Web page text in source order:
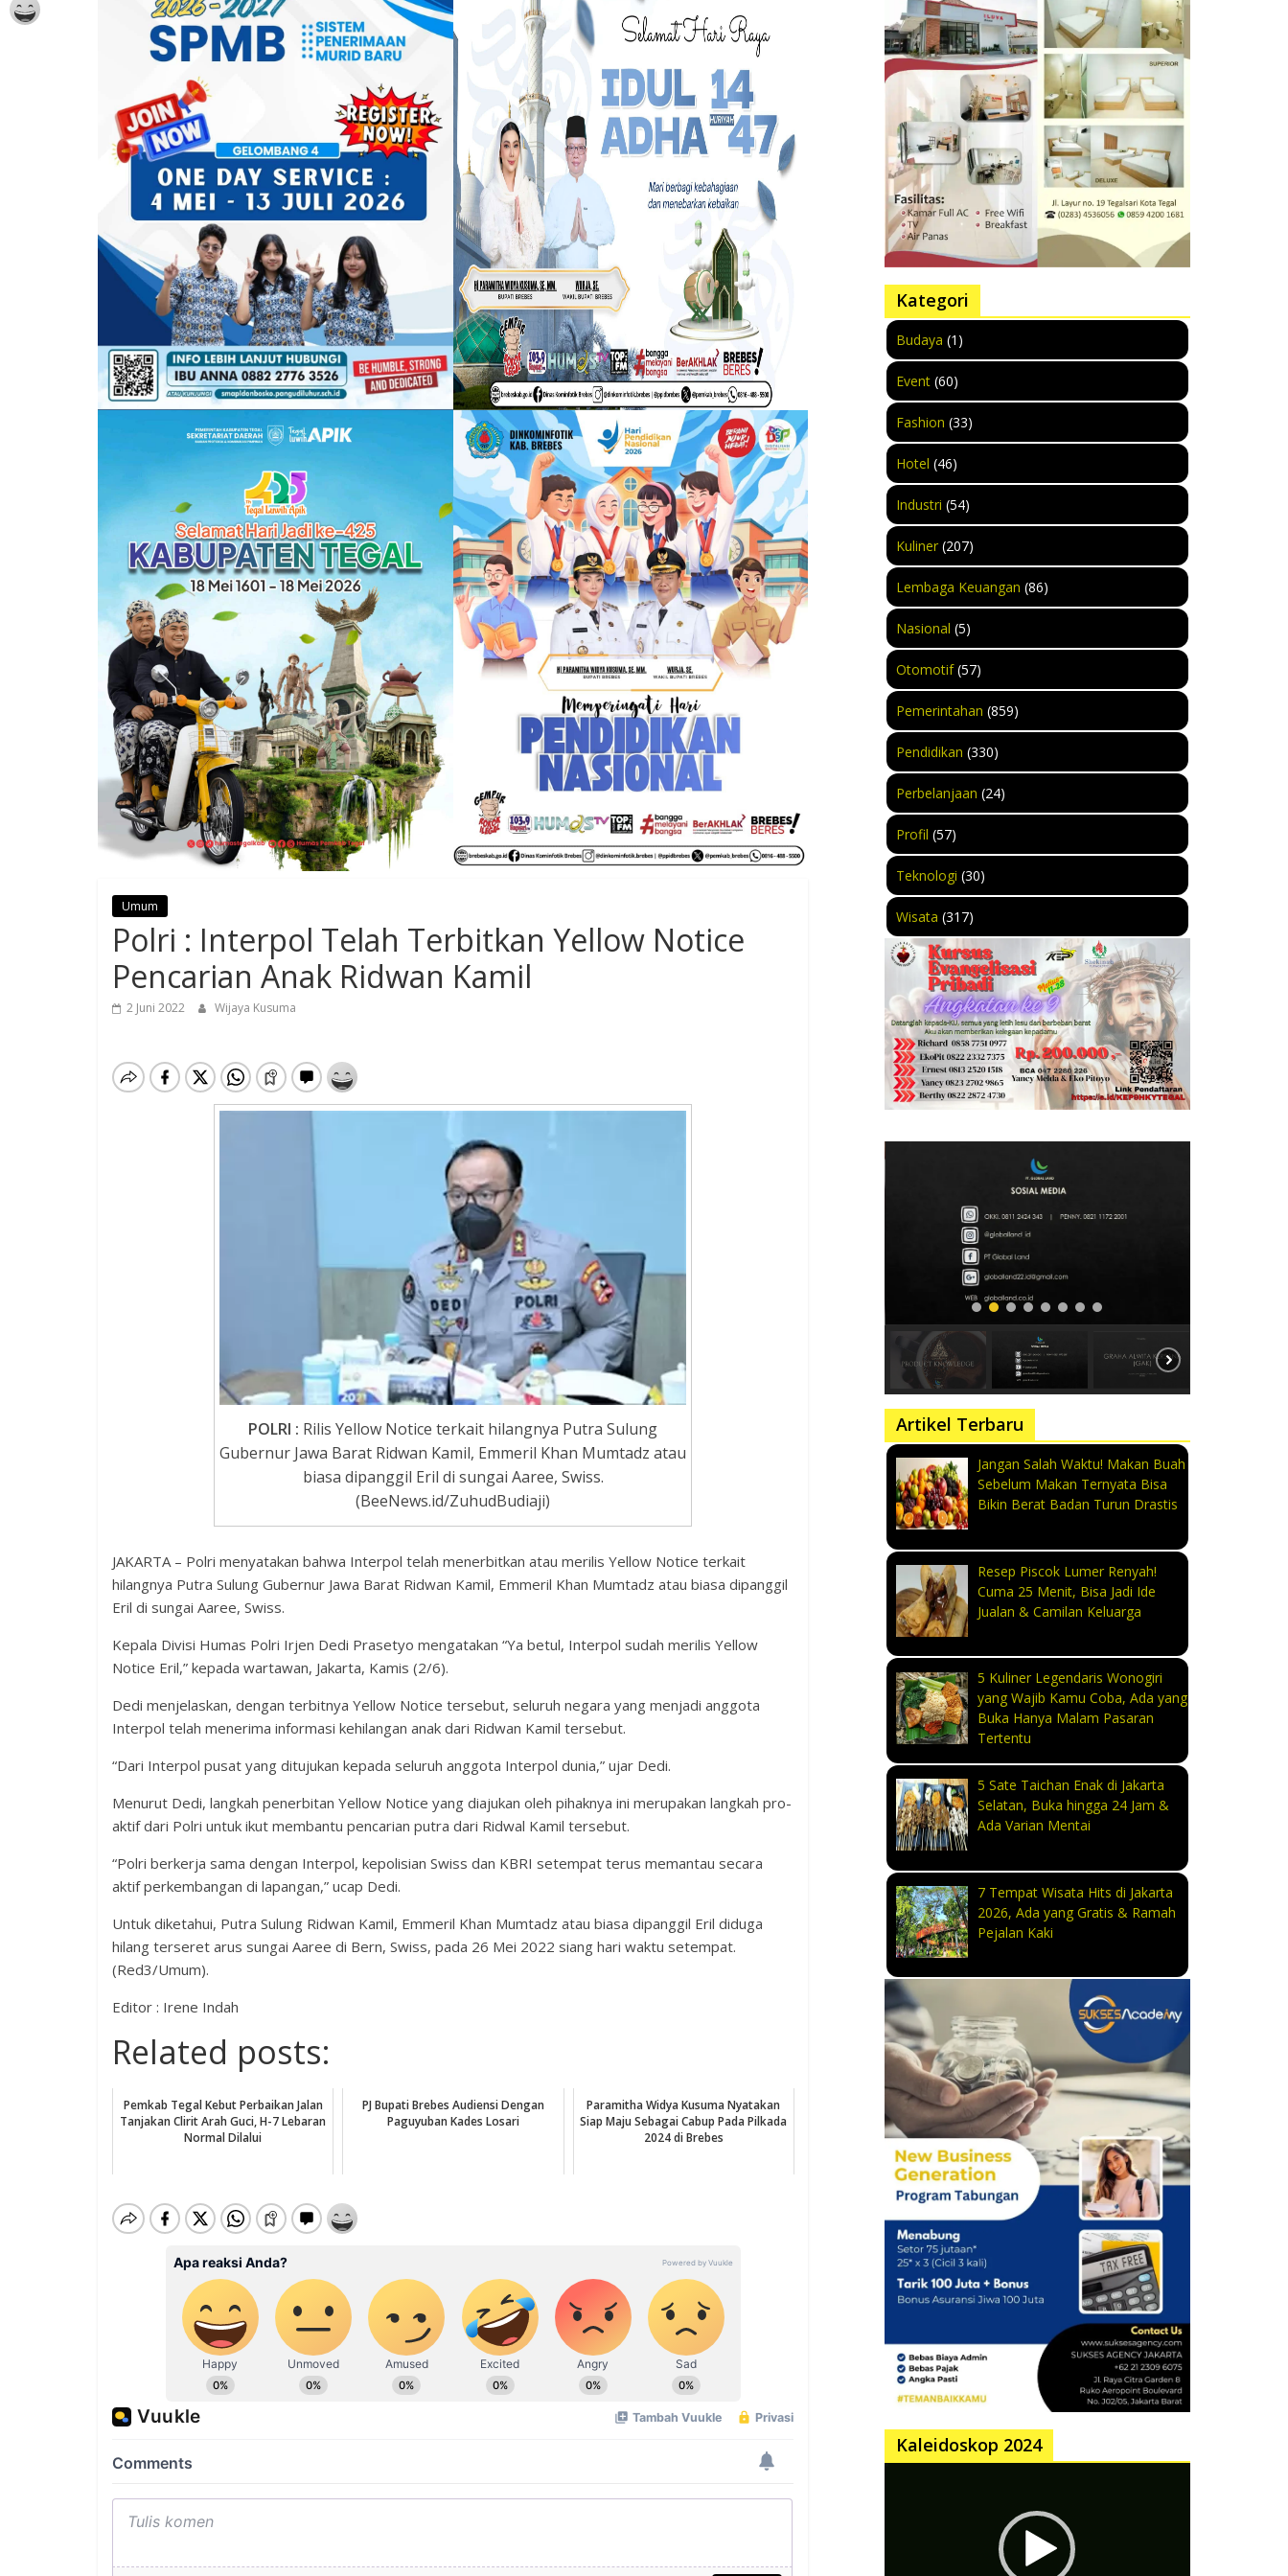
Umum
Polri : Interpol Telah Terbitkan Yellow Notice
Pencarian Anak Ridwan Kamil
2 Juni 2022 Wijaya Kusuma
POLRI : Rilis Yellow Notice terkait hilangnya Putra Sulung
Gubernur Jawa Barat Ridwan Kamil, Emmeril Khan Mumtadz atau
biasa dipanggil Eril di sungai Aaree, Swiss.
(BeeNews.id/ZuhudBudiaji)
JAKARTA – Polri menyatakan bahwa Interpol telah menerbitkan atau merilis Yellow Notice terkait
hilangnya Putra Sulung Gubernur Jawa Barat Ridwan Kamil, Emmeril Khan Mumtadz atau biasa dipanggil
Eril di sungai Aaree, Swiss.
Kepala Divisi Humas Polri Irjen Dedi Prasetyo mengatakan “Ya betul, Interpol sudah merilis Yellow
Notice Eril,” kepada wartawan, Jakarta, Kamis (2/6).
Dedi menjelaskan, dengan terbitnya Yellow Notice tersebut, seluruh negara yang menjadi anggota
Interpol telah menerima informasi kehilangan anak dari Ridwan Kamil tersebut.
“Dari Interpol pusat yang ditujukan kepada seluruh anggota Interpol dunia,” ujar Dedi.
Menurut Dedi, langkah penerbitan Yellow Notice yang diajukan oleh pihaknya ini merupakan langkah pro-
aktif dari Polri untuk ikut membantu pencarian putra dari Ridwal Kamil tersebut.
“Polri berkerja sama dengan Interpol, kepolisian Swiss dan KBRI setempat terus memantau secara
aktif perkembangan di lapangan,” ucap Dedi.
Untuk diketahui, Putra Sulung Ridwan Kamil, Emmeril Khan Mumtadz atau biasa dipanggil Eril diduga
hilang terseret arus sungai Aaree di Bern, Swiss, pada 26 Mei 2022 siang hari waktu setempat.
(Red3/Umum).
Editor : Irene Indah
Related posts:
Pemkab Tegal Kebut Perbaikan Jalan
Tanjakan Clirit Arah Guci, H-7 Lebaran
Normal Dilalui
PJ Bupati Brebes Audiensi Dengan
Paguyuban Kades Losari
Paramitha Widya Kusuma Nyatakan
Siap Maju Sebagai Cabup Pada Pilkada
2024 di Brebes
Kategori
Budaya (1)
Event(60)
Fashion (33)
Hotel (46)
Industri (54)
Kuliner(207)
Lembaga Keuangan (86)
Nasional (5)
Otomotif(57)
Pemerintahan (859)
Pendidikan (330)
Perbelanjaan (24)
Profil (57)
Teknologi (30)
Wisata (317)
Artikel Terbaru
Jangan Salah Waktu! Makan Buah
Sebelum Makan Ternyata Bisa
Bikin Berat Badan Turun Drastis
Resep Piscok Lumer Renyah!
Cuma 25 Menit, Bisa Jadi Ide
Jualan & Camilan Keluarga
5 Kuliner Legendaris Wonogiri
yang Wajib Kamu Coba, Ada yang
Buka Hanya Malam Pasaran
Tertentu
5 Sate Taichan Enak di Jakarta
Selatan, Buka hingga 24 Jam &
Ada Varian Mentai
7 Tempat Wisata Hits di Jakarta
2026, Ada yang Gratis & Ramah
Pejalan Kaki
Kaleidoskop 2024